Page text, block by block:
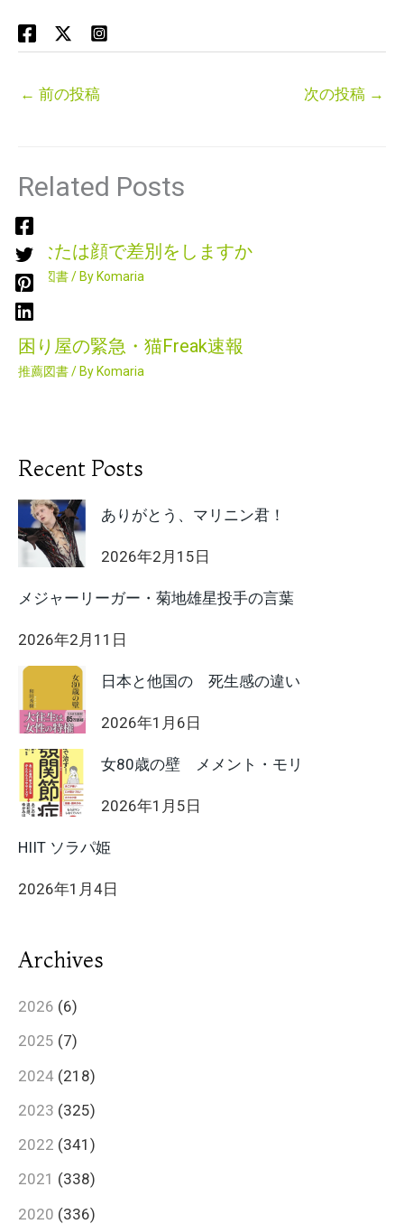
← 前の投稿 次の投稿 →
Related Posts
あなたは顔で差別をしますか
推薦図書/ ByKomaria
困り屋の緊急・猫Freak速報
推薦図書/ ByKomaria
Recent Posts
ありがとう、マリニン君！
2026年2月15日
メジャーリーガー・菊地雄星投手の言葉
2026年2月11日
日本と他国の 死生感の違い
2026年1月6日
女80歳の壁 メメント・モリ
2026年1月5日
HIIT ソラパ姫
2026年1月4日
Archives
2026 (6)
2025 (7)
2024 (218)
2023 (325)
2022 (341)
2021 (338)
2020 (336)